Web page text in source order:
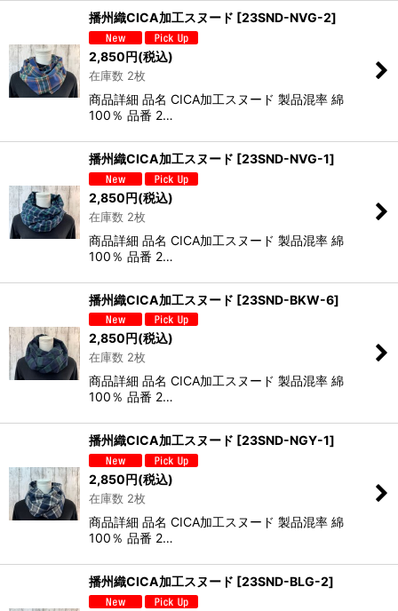
播州織CICA加工スヌード [23SND-NVG-2]
2,850円(税込)
在庫数 2枚
商品詳細 品名 CICA加工スヌード 製品混率 綿
100％ 品番 2…
播州織CICA加工スヌード [23SND-NVG-1]
2,850円(税込)
在庫数 2枚
商品詳細 品名 CICA加工スヌード 製品混率 綿
100％ 品番 2…
播州織CICA加工スヌード [23SND-BKW-6]
2,850 円(税込)
在庫数 2枚
商品詳細 品名 CICA加工スヌード 製品混率 綿
100％ 品番 2…
播州織CICA加工スヌード [23SND-NGY-1]
2,850円(税込)
在庫数 2枚
商品詳細 品名 CICA加工スヌード 製品混率 綿
100％ 品番 2…
播州織CICA加工スヌード [23SND-BLG-2]